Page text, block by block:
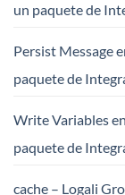
un paquete de
Persist Message
paquete de
Write Variables
paquete de
cache – Logali